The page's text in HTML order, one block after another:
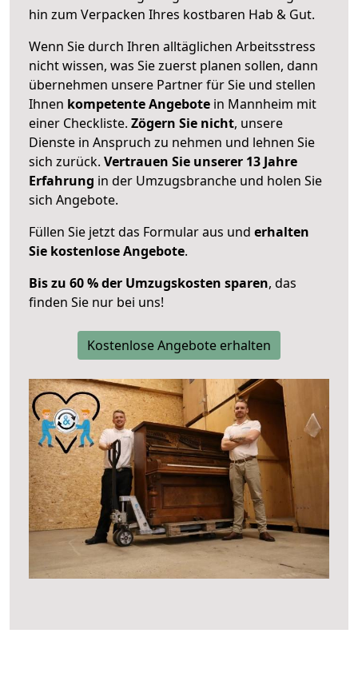
hin zum Verpacken Ihres kostbaren Hab & Gut.
Wenn Sie durch Ihren alltäglichen Arbeitsstress
nicht wissen, was Sie zuerst planen sollen, dann
übernehmen unsere Partner für Sie und stellen
Ihnen kompetente Angebote in Mannheim mit
einer Checkliste. Zögern Sie nicht, unsere
Dienste in Anspruch zu nehmen und lehnen Sie
sich zurück. Vertrauen Sie unserer 13 Jahre
Erfahrung in der Umzugsbranche und holen Sie
sich Angebote.
Füllen Sie jetzt das Formular aus und erhalten
Sie kostenlose Angebote.
Bis zu 60 % der Umzugskosten sparen, das
finden Sie nur bei uns!
Kostenlose Angebote erhalten